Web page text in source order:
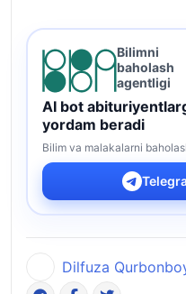
Bilimni
baholash
agentligi
AI bot
yordam beradi
Bilim va malakalarni
Dilfuza